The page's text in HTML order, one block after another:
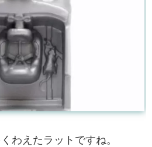
わえたラットですね。